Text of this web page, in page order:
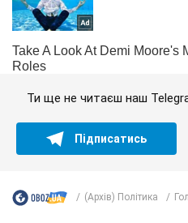
Ти ще не читаєш наш
Підписатись
(Архів) Політика